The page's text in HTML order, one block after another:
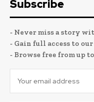
Subscribe
- Never miss a story
- Gain full access to
- Browse free from up